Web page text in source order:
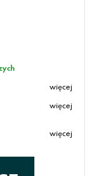
więcej
więcej
więcej